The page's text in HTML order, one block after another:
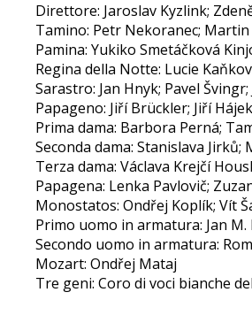
Direttore: Jaroslav Kyzlink;
Tamino: Petr Nekoranec;
Pamina: Yukiko Smetáčková
Regina della Notte: Lucie
Sarastro: Jan Hnyk; Pavel
Papageno: Jiří Brückler; Jiří
Prima dama: Barbora Perná;
Seconda dama: Stanislava Jirků;
Terza dama: Václava Krejčí
Papagena: Lenka Pavlovič;
Monostatos: Ondřej Koplík; Vít
Primo uomo in armatura: Jan M.
Secondo uomo in armatura:
Mozart: Ondřej Mataj
Tre geni: Coro di voci bianche